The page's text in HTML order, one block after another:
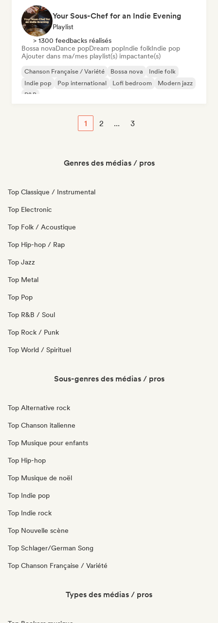
Your Sous-Chef for an Indie Evening
Playlist
> 1300 feedbacks réalisés
Bossa novaDance popDream popIndie folkIndie pop
Ajouter dans ma/mes playlist(s) impactante(s)
Chanson Française / Variété Bossa nova
Indie folk
Indie pop
Pop international Lofi bedroom
Modern jazz
R&B
1 2 ... 3
Genres des médias / pros
Top Classique / Instrumental
Top Electronic
Top Folk / Acoustique
Top Hip-hop / Rap
Top Jazz
Top Metal
Top Pop
Top R&B / Soul
Top Rock / Punk
Top World / Spirituel
Sous-genres des médias / pros
Top Alternative rock
Top Chanson italienne
Top Musique pour enfants
Top Hip-hop
Top Musique de noël
Top Indie pop
Top Indie rock
Top Nouvelle scène
Top Schlager/German Song
Top Chanson Française / Variété
Types des médias / pros